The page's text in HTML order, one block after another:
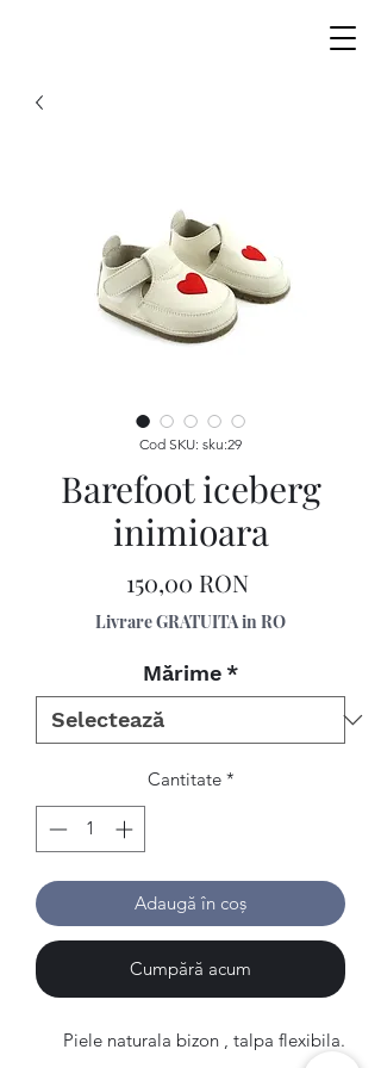
Cod SKU: sku:29
Barefoot iceberg
inimioara
150,00 RONPreț
Livrare GRATUITA in RO
Mărime *
Cantitate *
Adaugă în coș
Cumpără acum
Piele naturala bizon , talpa flexibila.